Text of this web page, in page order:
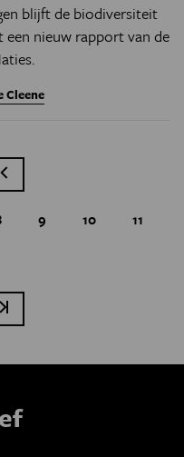
blijft de biodiversiteit
nieuw rapport van de
Cleene
Vorige pagina
pagina
Page
9 Page
10 Page
11
Laatste pagina